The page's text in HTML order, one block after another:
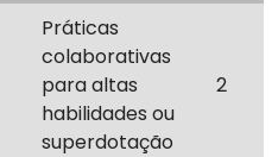
Práticas
colaborativas
para altas
habilidades ou
superdotação
2